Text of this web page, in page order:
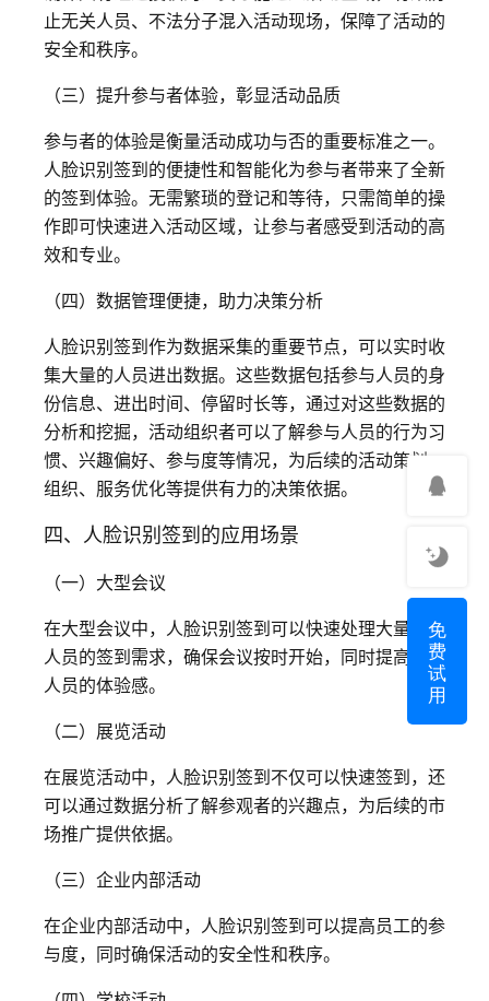
止无关人员、不法分子混入活动现场，保障了活动的
安全和秩序。
（三）提升参与者体验，彰显活动品质
参与者的体验是衡量活动成功与否的重要标准之一。
人脸识别签到的便捷性和智能化为参与者带来了全新
的签到体验。无需繁琐的登记和等待，只需简单的操
作即可快速进入活动区域，让参与者感受到活动的高
效和专业。
（四）数据管理便捷，助力决策分析
人脸识别签到作为数据采集的重要节点，可以实时收
集大量的人员进出数据。这些数据包括参与人员的身
份信息、进出时间、停留时长等，通过对这些数据的
分析和挖掘，活动组织者可以了解参与人员的行为习
惯、兴趣偏好、参与度等情况，为后续的活动策划、
组织、服务优化等提供有力的决策依据。
四、人脸识别签到的应用场景
（一）大型会议
在大型会议中，人脸识别签到可以快速处理大量参会
人员的签到需求，确保会议按时开始，同时提高参会
人员的体验感。
（二）展览活动
在展览活动中，人脸识别签到不仅可以快速签到，还
可以通过数据分析了解参观者的兴趣点，为后续的市
场推广提供依据。
（三）企业内部活动
在企业内部活动中，人脸识别签到可以提高员工的参
与度，同时确保活动的安全性和秩序。
免
费
试
用